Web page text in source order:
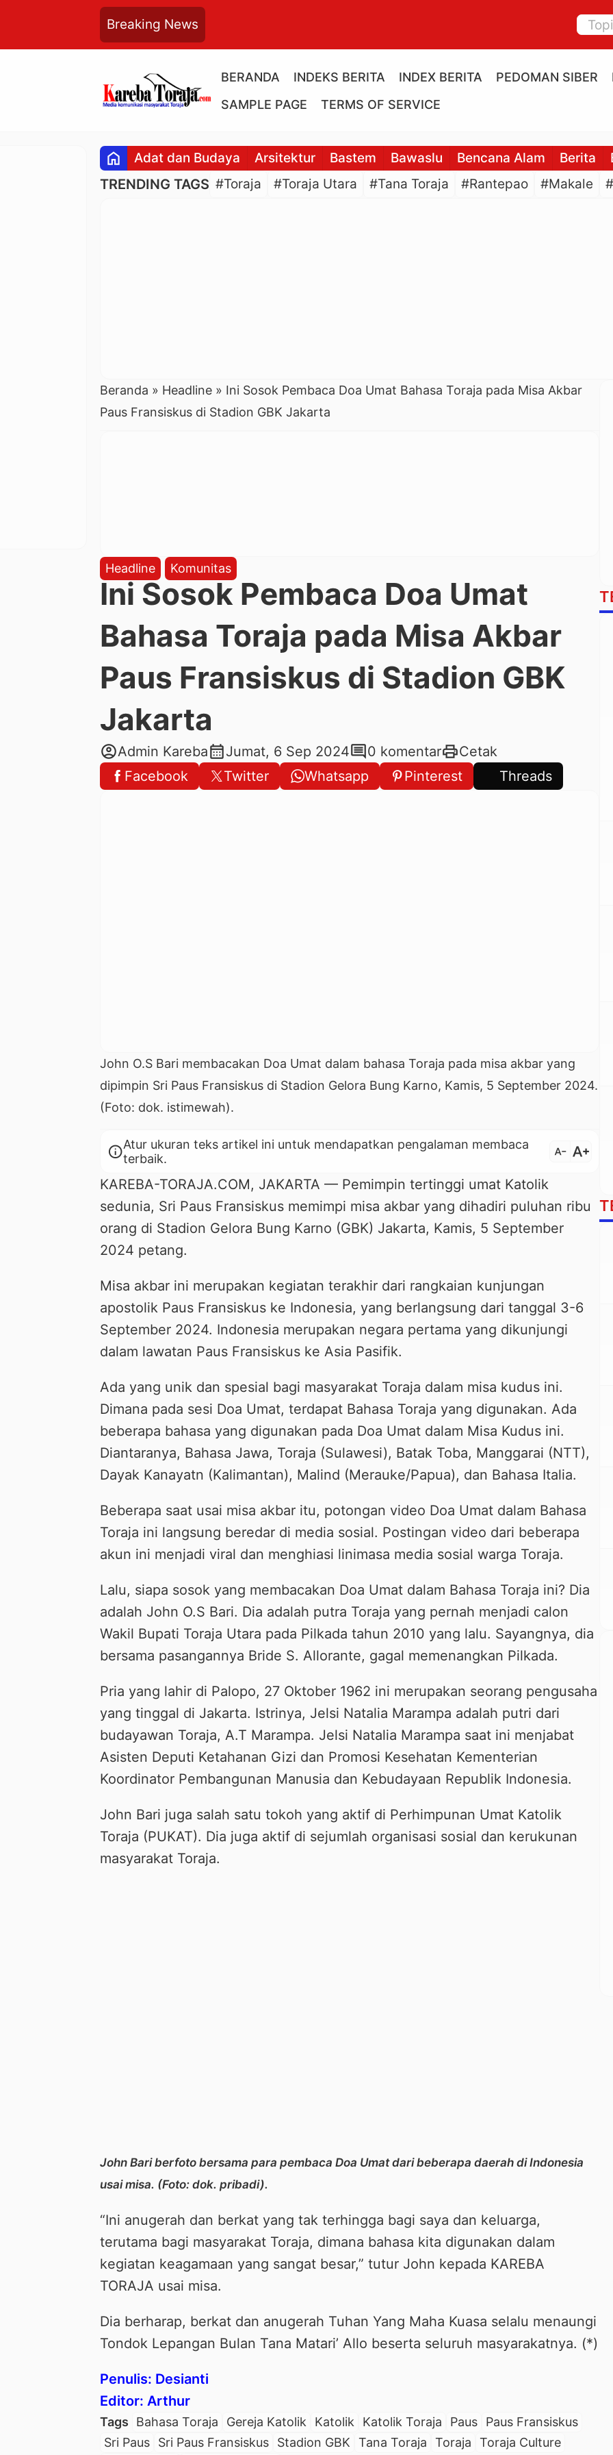
Breaking News
BERANDA INDEKS BERITA INDEX BERITA PEDOMAN SIBER
SAMPLE PAGE
TERMS OF SERVICE
home Adat dan Budaya Arsitektur Bastem Bawaslu Bencana Alam Berita
TRENDING TAGS #Toraja #Toraja Utara #Tana Toraja #Rantepao #Makale
Beranda » Headline » Ini Sosok Pembaca Doa Umat Bahasa Toraja pada Misa Akbar
Paus Fransiskus di Stadion GBK Jakarta
Headline Komunitas
Ini Sosok Pembaca Doa Umat
Bahasa Toraja pada Misa Akbar
Paus Fransiskus di Stadion GBK
Jakarta
account_circleAdmin Karebacalendar_monthJumat, 6 Sep 2024comment0 komentarprintCetak
Facebook
Twitter Whatsapp Pinterest Threads
John O.S Bari membacakan Doa Umat dalam bahasa Toraja pada misa akbar yang
dipimpin Sri Paus Fransiskus di Stadion Gelora Bung Karno, Kamis, 5 September 2024.
(Foto: dok. istimewah).
infoAtur ukuran teks artikel ini untuk mendapatkan pengalaman membaca
terbaik.
text_decrease text_increase
KAREBA-TORAJA.COM, JAKARTA — Pemimpin tertinggi umat Katolik
sedunia, Sri Paus Fransiskus memimpi misa akbar yang dihadiri puluhan ribu
orang di Stadion Gelora Bung Karno (GBK) Jakarta, Kamis, 5 September
2024 petang.
Misa akbar ini merupakan kegiatan terakhir dari rangkaian kunjungan
apostolik Paus Fransiskus ke Indonesia, yang berlangsung dari tanggal 3-6
September 2024. Indonesia merupakan negara pertama yang dikunjungi
dalam lawatan Paus Fransiskus ke Asia Pasifik.
Ada yang unik dan spesial bagi masyarakat Toraja dalam misa kudus ini.
Dimana pada sesi Doa Umat, terdapat Bahasa Toraja yang digunakan. Ada
beberapa bahasa yang digunakan pada Doa Umat dalam Misa Kudus ini.
Diantaranya, Bahasa Jawa, Toraja (Sulawesi), Batak Toba, Manggarai (NTT),
Dayak Kanayatn (Kalimantan), Malind (Merauke/Papua), dan Bahasa Italia.
Beberapa saat usai misa akbar itu, potongan video Doa Umat dalam Bahasa
Toraja ini langsung beredar di media sosial. Postingan video dari beberapa
akun ini menjadi viral dan menghiasi linimasa media sosial warga Toraja.
Lalu, siapa sosok yang membacakan Doa Umat dalam Bahasa Toraja ini? Dia
adalah John O.S Bari. Dia adalah putra Toraja yang pernah menjadi calon
Wakil Bupati Toraja Utara pada Pilkada tahun 2010 yang lalu. Sayangnya, dia
bersama pasangannya Bride S. Allorante, gagal memenangkan Pilkada.
Pria yang lahir di Palopo, 27 Oktober 1962 ini merupakan seorang pengusaha
yang tinggal di Jakarta. Istrinya, Jelsi Natalia Marampa adalah putri dari
budayawan Toraja, A.T Marampa. Jelsi Natalia Marampa saat ini menjabat
Asisten Deputi Ketahanan Gizi dan Promosi Kesehatan Kementerian
Koordinator Pembangunan Manusia dan Kebudayaan Republik Indonesia.
John Bari juga salah satu tokoh yang aktif di Perhimpunan Umat Katolik
Toraja (PUKAT). Dia juga aktif di sejumlah organisasi sosial dan kerukunan
masyarakat Toraja.
John Bari berfoto bersama para pembaca Doa Umat dari beberapa daerah di Indonesia
usai misa. (Foto: dok. pribadi).
“Ini anugerah dan berkat yang tak terhingga bagi saya dan keluarga,
terutama bagi masyarakat Toraja, dimana bahasa kita digunakan dalam
kegiatan keagamaan yang sangat besar,” tutur John kepada KAREBA
TORAJA usai misa.
Dia berharap, berkat dan anugerah Tuhan Yang Maha Kuasa selalu menaungi
Tondok Lepangan Bulan Tana Matari’ Allo beserta seluruh masyarakatnya. (*)
Penulis: Desianti
Editor: Arthur
Tags Bahasa Toraja Gereja Katolik Katolik Katolik Toraja Paus
Paus Fransiskus
Sri Paus
Sri Paus Fransiskus Stadion GBK Tana Toraja Toraja Toraja Culture